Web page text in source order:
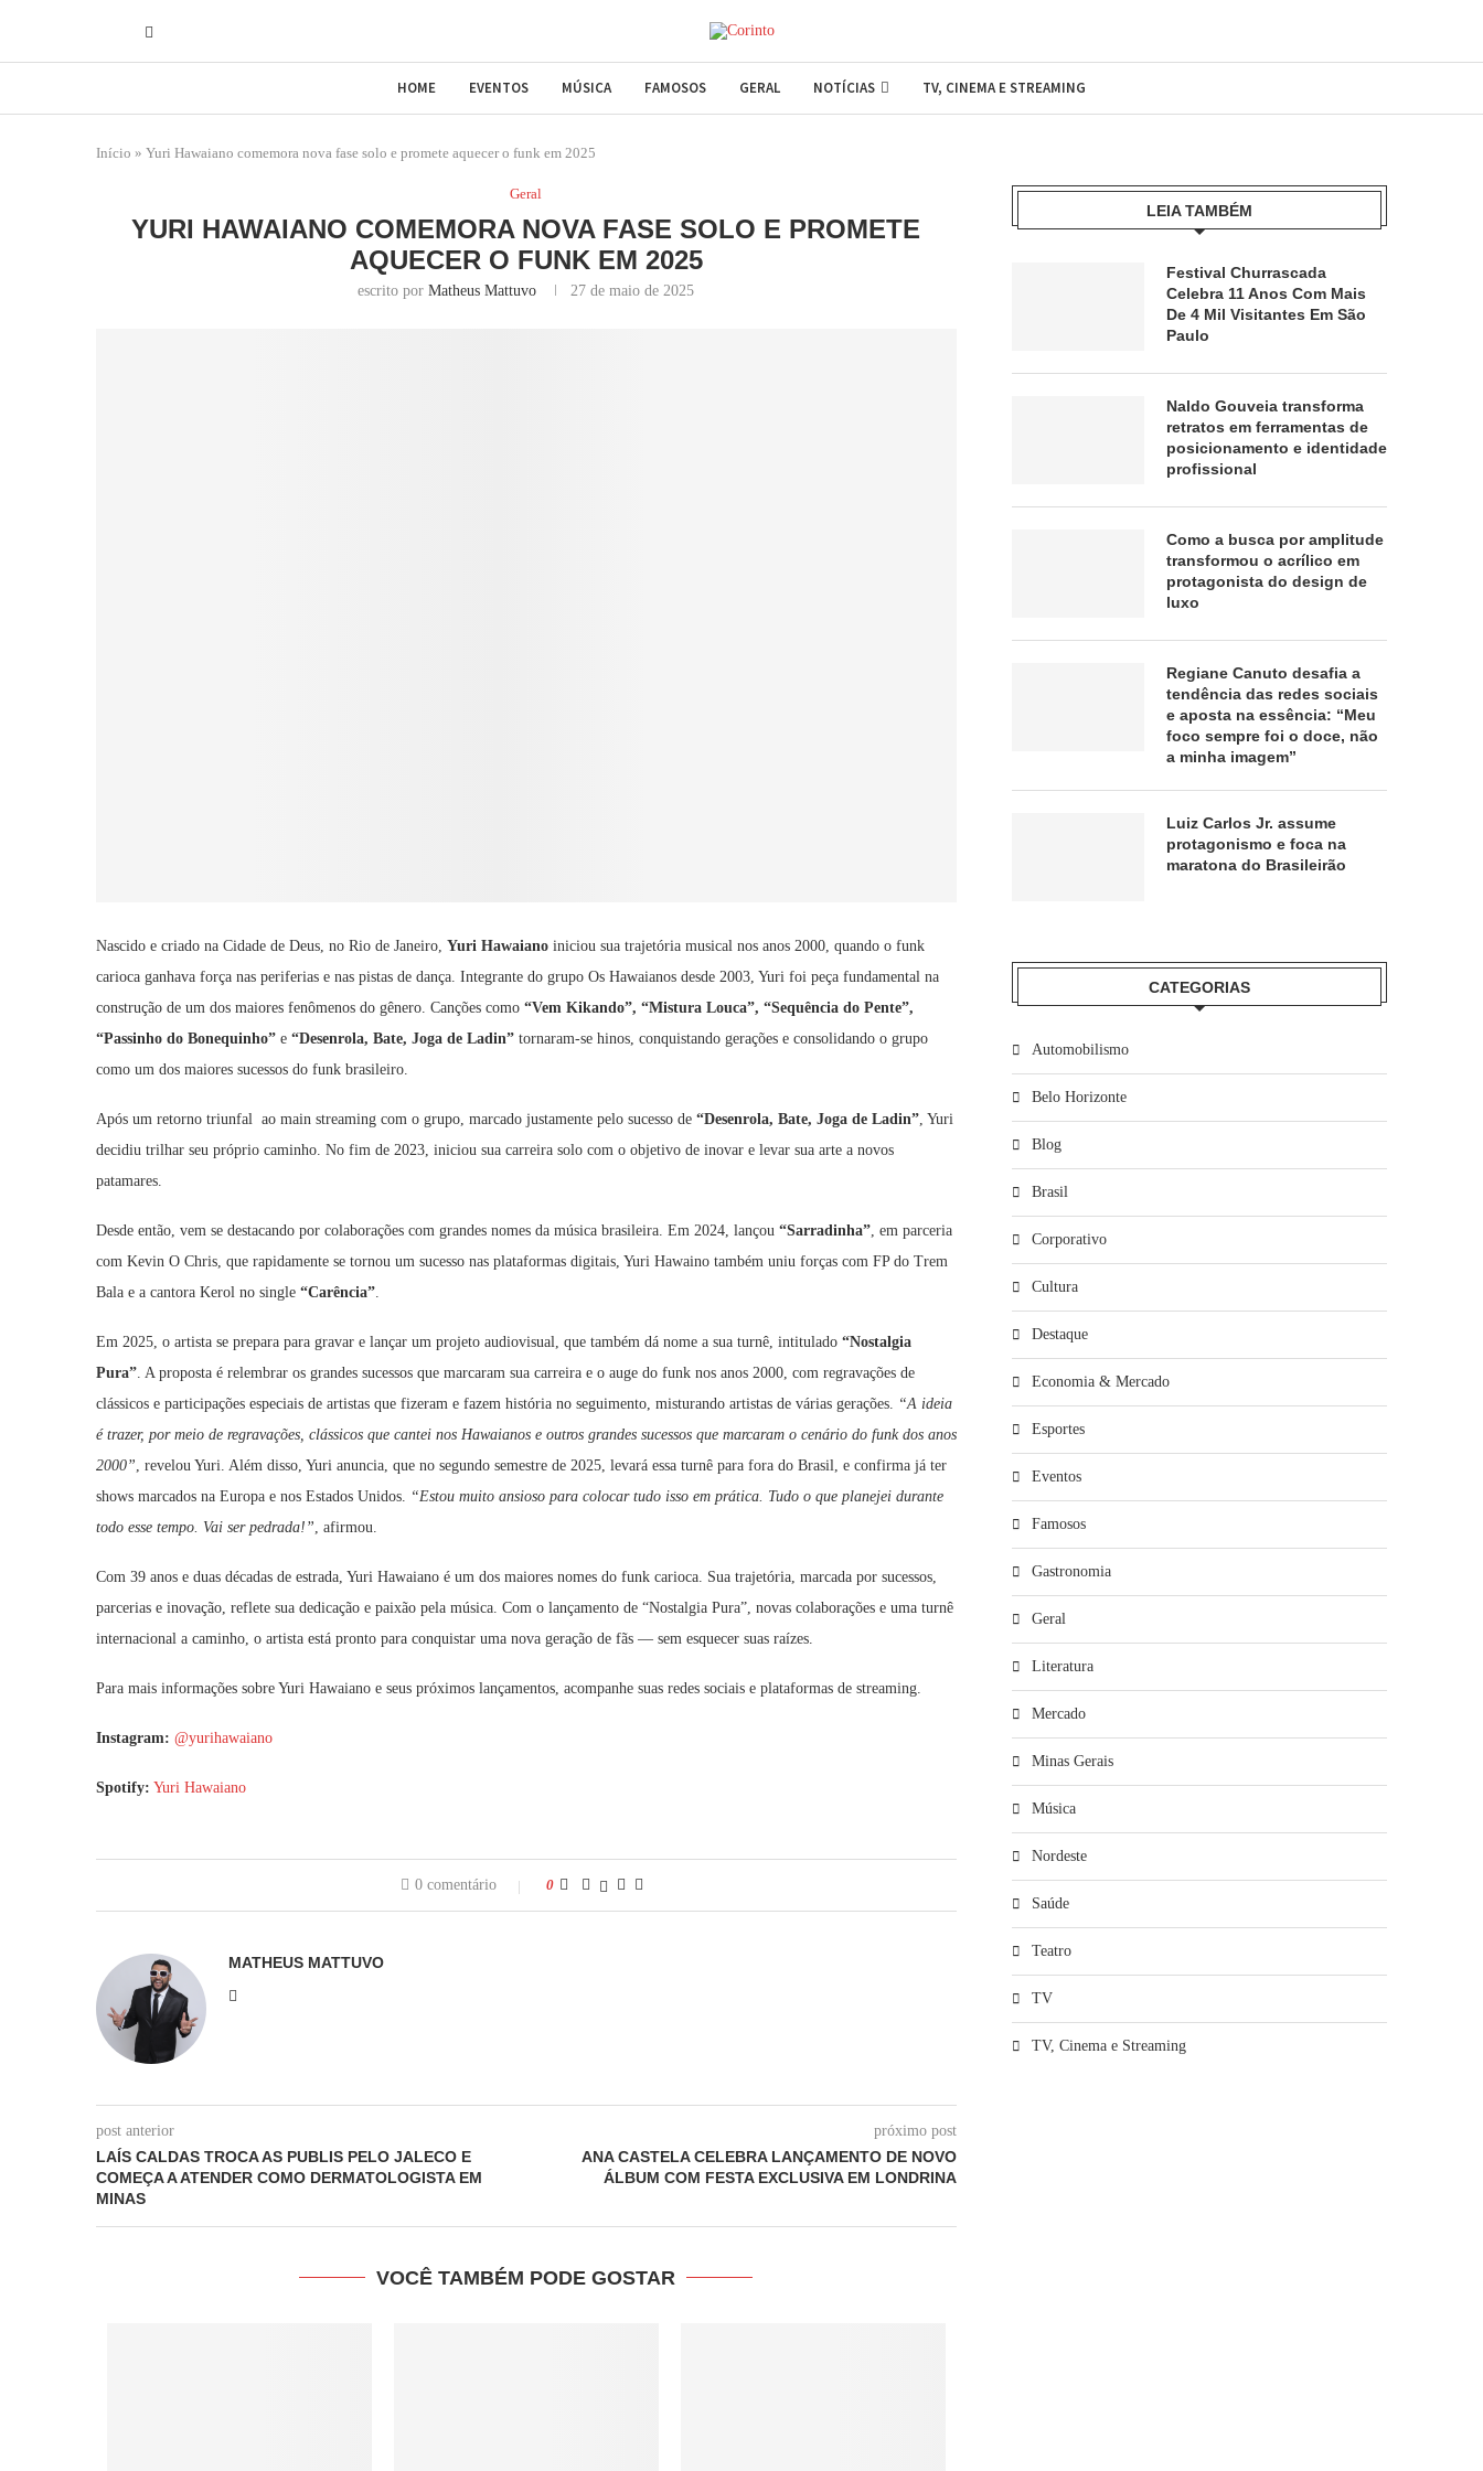
HOME EVENTOS MÚSICA FAMOSOS GERAL NOTÍCIAS TV, CINEMA E STREAMING
Início » Yuri Hawaiano comemora nova fase solo e promete aquecer o funk em 2025
Geral
YURI HAWAIANO COMEMORA NOVA FASE SOLO E PROMETE
AQUECER O FUNK EM 2025
escrito porMatheus Mattuvo 27 de maio de 2025
Nascido e criado na Cidade de Deus, no Rio de Janeiro, Yuri Hawaiano iniciou sua trajetória musical nos anos 2000, quando o funk
carioca ganhava força nas periferias e nas pistas de dança. Integrante do grupo Os Hawaianos desde 2003, Yuri foi peça fundamental na
construção de um dos maiores fenômenos do gênero. Canções como “Vem Kikando”, “Mistura Louca”, “Sequência do Pente”,
“Passinho do Bonequinho” e “Desenrola, Bate, Joga de Ladin” tornaram-se hinos, conquistando gerações e consolidando o grupo
como um dos maiores sucessos do funk brasileiro.
Após um retorno triunfal ao main streaming com o grupo, marcado justamente pelo sucesso de “Desenrola, Bate, Joga de Ladin” , Yuri
decidiu trilhar seu próprio caminho. No fim de 2023, iniciou sua carreira solo com o objetivo de inovar e levar sua arte a novos
patamares.
Desde então, vem se destacando por colaborações com grandes nomes da música brasileira. Em 2024, lançou “Sarradinha” , em parceria
com Kevin O Chris, que rapidamente se tornou um sucesso nas plataformas digitais, Yuri Hawaino também uniu forças com FP do Trem
Bala e a cantora Kerol no single “Carência”
Em 2025, o artista se prepara para gravar e lançar um projeto audiovisual, que também dá nome a sua turnê, intitulado “Nostalgia
Pura” . A proposta é relembrar os grandes sucessos que marcaram sua carreira e o auge do funk nos anos 2000, com regravações de
clássicos e participações especiais de artistas que fizeram e fazem história no seguimento, misturando artistas de várias gerações.
“A ideia
é trazer, por meio de regravações, clássicos que cantei nos Hawaianos e outros grandes sucessos que marcaram o cenário do funk dos anos
2000” , revelou Yuri. Além disso, Yuri anuncia, que no segundo semestre de 2025, levará essa turnê para fora do Brasil, e confirma já ter
shows marcados na Europa e nos Estados Unidos.
“Estou muito ansioso para colocar tudo isso em prática. Tudo o que planejei durante
todo esse tempo. Vai ser pedrada!” , afirmou.
Com 39 anos e duas décadas de estrada, Yuri Hawaiano é um dos maiores nomes do funk carioca. Sua trajetória, marcada por sucessos,
parcerias e inovação, reflete sua dedicação e paixão pela música. Com o lançamento de “Nostalgia Pura”, novas colaborações e uma turnê
internacional a caminho, o artista está pronto para conquistar uma nova geração de fãs — sem esquecer suas raízes.
Para mais informações sobre Yuri Hawaiano e seus próximos lançamentos, acompanhe suas redes sociais e plataformas de streaming.
Instagram: @yurihawaiano
Spotify: Yuri Hawaiano
0 comentário 0
MATHEUS MATTUVO
post anterior
LAÍS CALDAS TROCA AS PUBLIS PELO JALECO E
COMEÇA A ATENDER COMO DERMATOLOGISTA EM
MINAS
próximo post
ANA CASTELA CELEBRA LANÇAMENTO DE NOVO
ÁLBUM COM FESTA EXCLUSIVA EM LONDRINA
VOCÊ TAMBÉM PODE GOSTAR
LEIA TAMBÉM
Festival Churrascada
Celebra 11 Anos Com Mais
De 4 Mil Visitantes Em São
Paulo
Naldo Gouveia transforma
retratos em ferramentas de
posicionamento e identidade
profissional
Como a busca por amplitude
transformou o acrílico em
protagonista do design de
luxo
Regiane Canuto desafia a
tendência das redes sociais
e aposta na essência: “Meu
foco sempre foi o doce, não
a minha imagem”
Luiz Carlos Jr. assume
protagonismo e foca na
maratona do Brasileirão
CATEGORIAS
Automobilismo
Belo Horizonte
Blog
Brasil
Corporativo
Cultura
Destaque
Economia & Mercado
Esportes
Eventos
Famosos
Gastronomia
Geral
Literatura
Mercado
Minas Gerais
Música
Nordeste
Saúde
Teatro
TV
TV, Cinema e Streaming